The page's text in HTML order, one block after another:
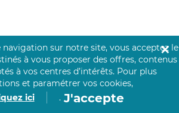
sur notre site, vous acceptez le
à vous proposer des offres, contenus
à vos centres d’intérêts. Pour plus
et paramétrer vos cookies,
ici
. J'accepte
✕